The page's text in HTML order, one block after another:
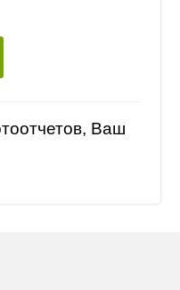
Ваш